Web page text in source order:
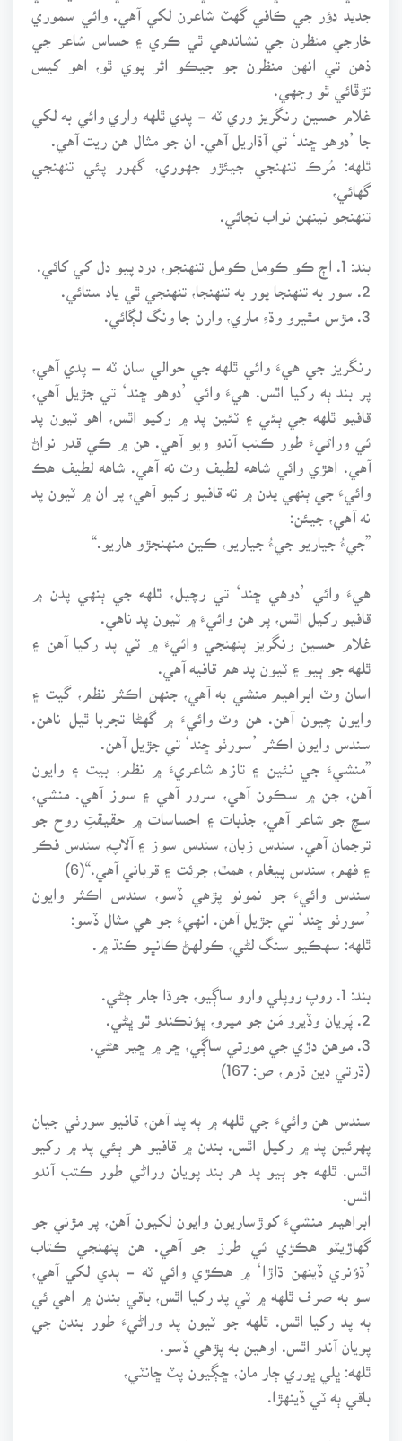
جديد دؤر جي ڪافي گهٽ شاعرن لکي آهي. وائي سموري
خارجي منظرن جي نشاندهي ٿي ڪري ۽ حساس شاعر جي
ذهن تي انهن منظرن جو جيڪو اثر پوي ٿو، اهو کيس
تڙڦائي ٿو وجهي.
غلام حسين رنگريز وري ٽه - پدي ٿلهه واري وائي به لکي
جا ’دوهو ڇند‘ تي آڌاريل آهي. ان جو مثال هن ريت آهي.
ٿلهه: مُرڪ تنهنجي جيئڙو جهوري، گهور پئي تنهنجي
گهائي،
تنهنجو نينهن نواب نچائي.
2. سور به تنهنجا پور به تنهنجا، تنهنجي ٿي ياد ستائي.
3. مڙس مٿيرو وڌءِ ماري، وارن جا ونگ لڳائي.
رنگريز جي هيءَ وائي ٿلهه جي حوالي سان ٽه - پدي آهي،
پر بند ٻه رکيا اٿس. هيءَ وائي ’دوهو ڇند‘ تي جڙيل آهي،
قافيو ٿلهه جي ٻئي ۽ ٽئين پد ۾ رکيو اٿس، اهو ٽيون پد
ئي وراڻيءَ طور ڪتب آندو ويو آهي. هن ۾ ڪي قدر نواڻ
آهي. اهڙي وائي شاهه لطيف وٽ نه آهي. شاهه لطيف هڪ
وائيءَ جي ٻنهي پدن ۾ ته قافيو رکيو آهي، پر ان ۾ ٽيون پد
نه آهي، جيئن:
”جيءُ جياريو جيءُ جياريو، ڪين منهنجڙو هاريو.“
هيءَ وائي ’دوهي ڇند‘ تي رچيل، ٿلهه جي ٻنهي پدن ۾
قافيو رکيل اٿس، پر هن وائيءَ ۾ ٽيون پد ناهي.
غلام حسين رنگريز پنهنجي وائيءَ ۾ ٽي پد رکيا آهن ۽
ٿلهه جو ٻيو ۽ ٽيون پد هم قافيه آهي.
اسان وٽ ابراهيم منشي به آهي، جنهن اڪثر نظم، گيت ۽
وايون چيون آهن. هن وٽ وائيءَ ۾ گهڻا تجربا ٿيل ناهن.
سندس وايون اڪثر ’سورٺو ڇند‘ تي جڙيل آهن.
”منشيءَ جي نئين ۽ تازه شاعريءَ ۾ نظم، بيت ۽ وايون
آهن، جن ۾ سڪون آهي، سرور آهي ۽ سوز آهي. منشي،
سچ جو شاعر آهي، جذبات ۽ احساسات ۾ حقيقتِ روح جو
ترجمان آهي. سندس زبان، سندس سوز ۽ آلاپ، سندس فڪر
۽ فهم، سندس پيغام، همٿ، جرئت ۽ قرباني آهي.“(6)
سندس وائيءَ جو نمونو پڙهي ڏسو، سندس اڪثر وايون
’سورٺو ڇند‘ تي جڙيل آهن. انهيءَ جو هي مثال ڏسو:
ٿلهه: سهڪيو سنگ لڻي، ڪولهڻ ڪانڀو ڪنڌ ۾.
2. پَريان وڏيرو مَن جو ميرو، ڀؤنڪندو ٿو ڀڻي.
3. موهن دڙي جي مورتي ساڳي، ڇر ۾ ڇير هڻي.
(ڌرتي دين ڌرم، ص: 167)
سندس هن وائيءَ جي ٿلهه ۾ ٻه پد آهن، قافيو سورٺي جيان
پهرئين پد ۾ رکيل اٿس. بندن ۾ قافيو هر ٻئي پد ۾ رکيو
اٿس. ٿلهه جو ٻيو پد هر بند پويان وراڻي طور ڪتب آندو
اٿس.
ابراهيم منشيءَ کوڙساريون وايون لکيون آهن، پر مڙني جو
گهاڙيٽو هڪڙي ئي طرز جو آهي. هن پنهنجي ڪتاب
’ڌؤنري ڏينهن ڌاڙا‘ ۾ هڪڙي وائي ٽه - پدي لکي آهي،
سو به صرف ٿلهه ۾ ٽي پد رکيا اٿس، باقي بندن ۾ اهي ئي
ٻه پد رکيا اٿس. ٿلهه جو ٽيون پد وراڻيءَ طور بندن جي
پويان آندو اٿس. اوهين به پڙهي ڏسو.
ٿلهه: ڀلي ڀوري ڄار مان، ڇڳيون پٽ ڇانٽي،
باقي ٻه ٽي ڏينهڙا.